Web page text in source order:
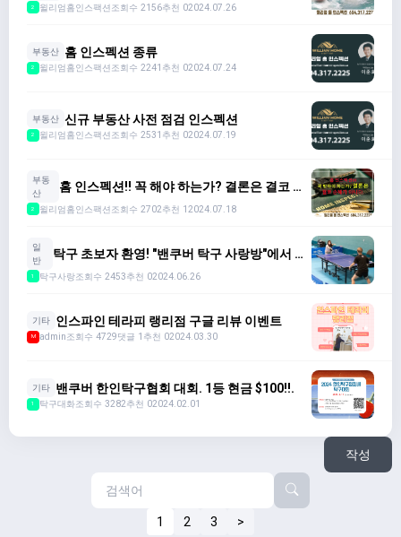
2 윌리엄홈인스팩션조회수 2156추천 02024.07.26
부동산 홈 인스펙션 종류
2 윌리엄홈인스팩션조회수 2241 추천 02024.07.24
부동산 신규 부동산 사전 점검 인스펙션
2 윌리엄홈인스팩션조회수 2531 추천 02024.07.19
부동
산
홈 인스펙션!! 꼭 해야 하는가? 결론은 결코 손
2 윌리엄홈인스팩션조회수 2702추천 12024.07.18
일
반
탁구 초보자 환영! "밴쿠버 탁구 사랑방"에서 함
1 탁구사랑조회수 2453추천 02024.06.26
기타 인스파인 테라피 랭리점 구글 리뷰 이벤트
M admin조회수 4729댓글 1 추천 02024.03.30
기타 밴쿠버 한인탁구협회 대회. 1등 현금 $100!!.
1 탁구대화조회수 3282추천 02024.02.01
작성
1 2 3 >